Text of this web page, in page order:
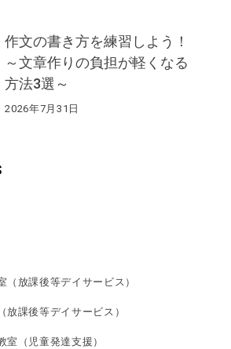
作文の書き方を練習しよう！
～文章作りの負担が軽くなる
方法3選～
2026年7月31日
（放課後等デイサービス）
放課後等デイサービス）
室（児童発達支援）